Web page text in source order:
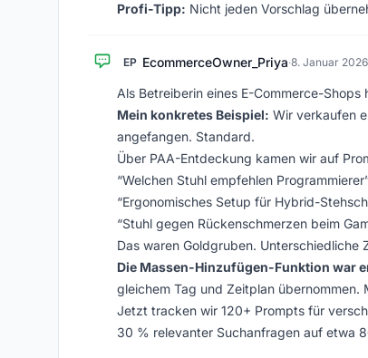
Profi-Tipp: Nicht jeden Vorschlag
EP EcommerceOwner_Priya·8. Januar 2026
Als Betreiberin eines E-Commerce-
Mein konkretes Beispiel: Wir verkaufen
angefangen. Standard.
Über PAA-Entdeckung kamen wir auf
“Welchen Stuhl empfehlen
“Ergonomisches Setup für Hybrid-
“Stuhl gegen Rückenschmerzen beim
Das waren Goldgruben.
Die Massen-Hinzufügen-Funktion war
gleichem Tag und Zeitplan
Jetzt tracken wir 120+ Prompts für
30 % relevanter Suchanfragen auf etwa